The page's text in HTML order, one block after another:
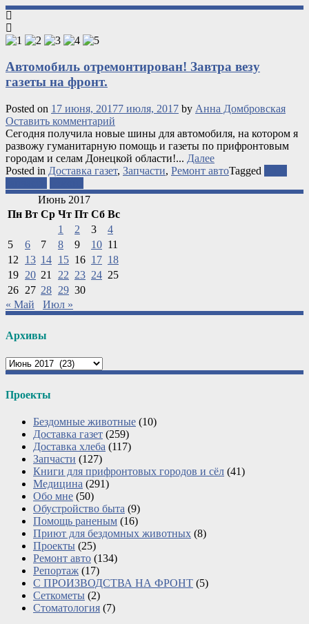
Автомобиль отремонтирован! Завтра везу
газеты на фронт.
Posted on 17 июня, 20177 июля, 2017 by Анна Домбровская
Оставить комментарий
Сегодня получила новые шины для автомобиля, на котором я
развожу гуманитарную помощь и газеты по прифронтовым
городам и селам Донецкой области!... Далее
Posted in Доставка газет, Запчасти, Ремонт автоTagged
Июнь 2017
Пн Вт Ср Чт Пт Сб Вс
1
2 3
4
5
6 7 8 9 10 11
12
13 14 15 16 17 18
19 20 21 22 23 24 25
26 27 28 29 30
« Май
Июл »
Архивы
Архивы
Проекты
Бездомные животные (10)
Доставка газет (259)
Доставка хлеба (117)
Запчасти (127)
Книги для прифронтовых городов и сёл (41)
Медицина (291)
Обо мне (50)
Обустройство быта (9)
Помощь раненым (16)
Приют для бездомных животных (8)
Проекты (25)
Ремонт авто (134)
Репортаж (17)
С ПРОИЗВОДСТВА НА ФРОНТ (5)
Сеткометы (2)
Стоматология (7)